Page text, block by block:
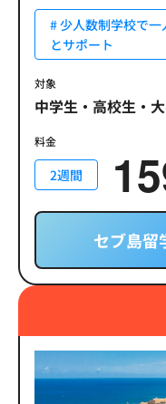
# 少人数制学校で
とサポート
対象
中学生・高校生・
料金
2週間
セブ島留